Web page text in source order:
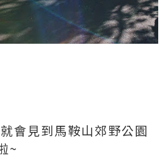
會見到馬鞍山郊野公園
~